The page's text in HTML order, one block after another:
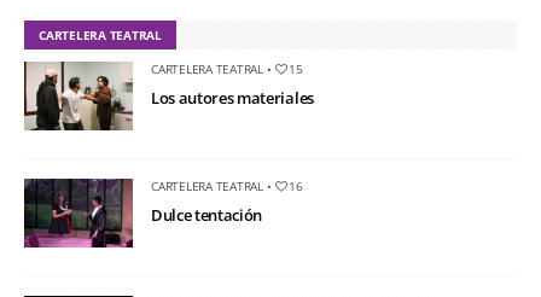
CARTELERA TEATRAL
CARTELERA TEATRAL• 15
Los autores materiales
CARTELERA TEATRAL• 16
Dulce tentación